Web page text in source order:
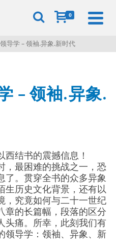
0
导学 – 领袖.异象.新时代
– 领袖.异象.
结书的震撼信息！
，最困难的挑战之一，恐
了。贯穿全书的众多异象
生历史文化背景，还有以
，究竟如何与二十一世纪
章的长篇幅，段落的区分
头痛。所幸，此刻我们有
领导学：领袖、异象、新